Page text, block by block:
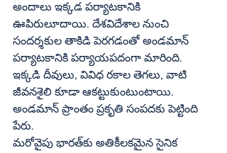
అందాలు ఇక్కడ పర్యాటకానికి
ఊపిరులూదాయి. దేశవిదేశాల నుంచి
సందర్శకుల తాకిడి పెరగడంతో అండమాన్
పర్యాటకానికి పర్యాయపదంగా మారింది.
ఇక్కడి దీవులు, వివిధ రకాల తెగలు, వాటి
జీవనశైలి కూడా ఆకట్టుకుంటుంటాయి.
అండమాన్ ప్రాంతం ప్రకృతి సంపదకు పెట్టింది
పేరు.
మరోవైపు భారత్‌కు అతికీలకమైన సైనిక